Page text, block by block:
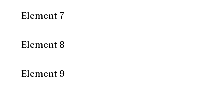
Element 7
Element 8
Element 9